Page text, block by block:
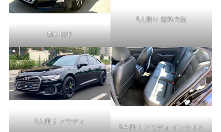
5席 標準
5人乗り 標準内装
5人乗り アウディ
5人乗り アウディ インテリア